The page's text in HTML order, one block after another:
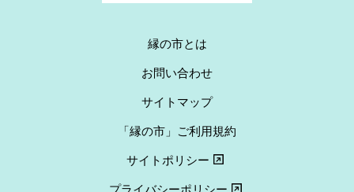
縁の市とは
お問い合わせ
サイトマップ
「縁の市」ご利用規約
サイトポリシー
プライバシーポリシー